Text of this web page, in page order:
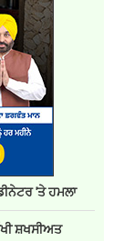
'ਤੇ ਹਮਲਾ
ਸ਼ਖਸੀਅਤ